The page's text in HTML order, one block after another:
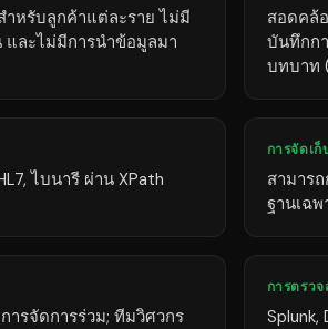
ำหรับลูกค้าแต่ละราย ไม่มี
และไม่มีการนำข้อมูลมา
สอดคล้
บันทึกก
บทบาท
ไบนารี ผ่าน XPath
การจัดเ
สามาร
ฐานเฉพ
ารจัดการร่วม; ทีมวิศวกร
การตรว